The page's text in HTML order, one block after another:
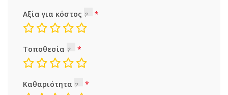
Αξία για κόστος
Τοποθεσία
Καθαριότητα